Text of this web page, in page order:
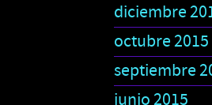
diciembre
octubre 2015
septiembre
junio 2015